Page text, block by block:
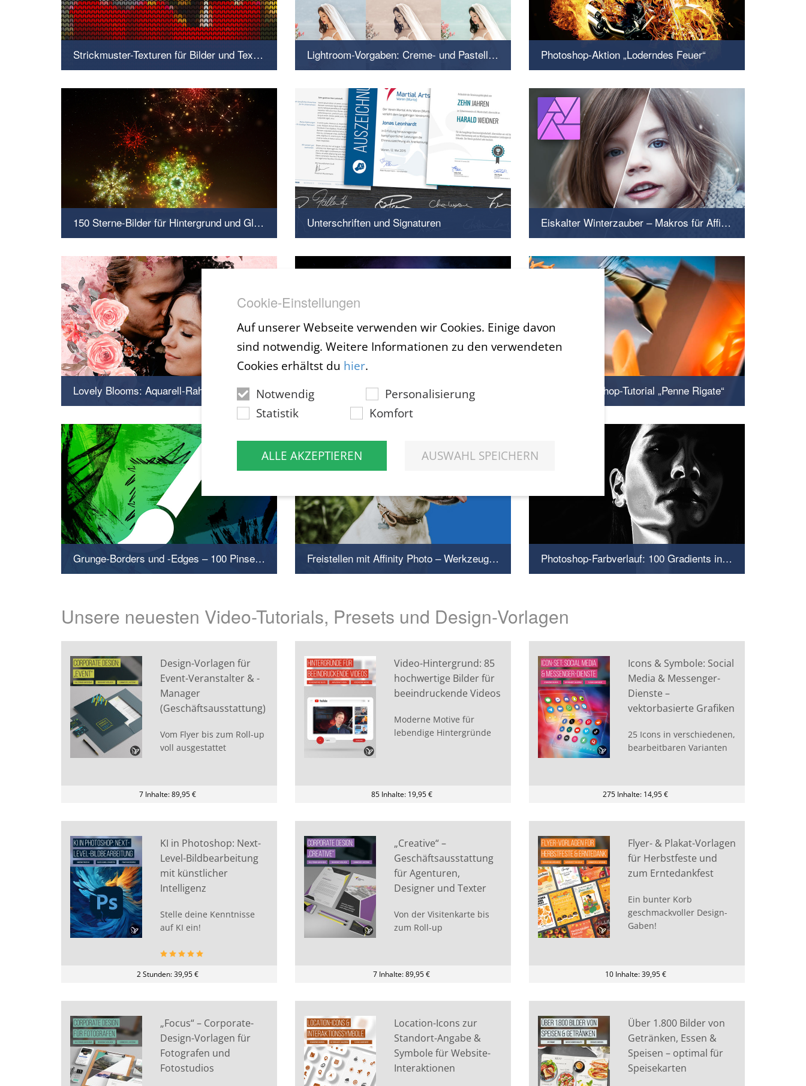
Strickmuster-Texturen für Bilder und Texte als Photoshop-Smartobjekte Lightroom-Vorgaben: Creme- und Pastell-Looks Photoshop-Aktion „Loderndes Feuer“
150 Sterne-Bilder für Hintergrund und Glitzereffekt Unterschriften und Signaturen Eiskalter Winterzauber – Makros für Affinity Photo
Lovely Blooms: Aquarell-Rahmen mit zarten Blüten für deine Lieblingsfotos
Looks, Rahmen & Effekte für Bild, Text &
Adobe Photoshop-Tutorial „Penne Rigate“
Grunge-Borders und -Edges – 100 Pinsel für Rahmen und Ecken im Dirty-Style Freistellen mit Affinity Photo – Werkzeuge und Techniken Photoshop-Farbverlauf: 100 Gradients in Gold, Silber und Bronze für Metalleffekte
Unsere neuesten Video-Tutorials, Presets und Design-Vorlagen
Design-Vorlagen für
Event-Veranstalter & -
Manager
(Geschäftsausstattung)
Vom Flyer bis zum Roll-up
voll ausgestattet
7 Inhalte: 89,95 €
Video-Hintergrund: 85
hochwertige Bilder für
beeindruckende Videos
Moderne Motive für
lebendige Hintergründe
85 Inhalte: 19,95 €
Icons & Symbole: Social
Media & Messenger-
Dienste –
vektorbasierte Grafiken
25 Icons in verschiedenen,
bearbeitbaren Varianten
275 Inhalte: 14,95 €
KI in Photoshop: Next-
Level-Bildbearbeitung
mit künstlicher
Intelligenz
Stelle deine Kenntnisse
auf KI ein!
2 Stunden: 39,95 €
„Creative“ –
Geschäftsausstattung
für Agenturen,
Designer und Texter
Von der Visitenkarte bis
zum Roll-up
7 Inhalte: 89,95 €
Flyer- & Plakat-Vorlagen
für Herbstfeste und
zum Erntedankfest
Ein bunter Korb
geschmackvoller Design-
Gaben!
10 Inhalte: 39,95 €
„Focus“ – Corporate-
Design-Vorlagen für
Fotografen und
Fotostudios
Location-Icons zur
Standort-Angabe &
Symbole für Website-
Interaktionen
Über 1.800 Bilder von
Getränken, Essen &
Speisen – optimal für
Speisekarten
Cookie-Einstellungen
Auf unserer Webseite verwenden wir Cookies. Einige davon
sind notwendig. Weitere Informationen zu den verwendeten
Cookies erhältst du hier.
Notwendig
Personalisierung
Statistik
Komfort
ALLE AKZEPTIEREN AUSWAHL SPEICHERN